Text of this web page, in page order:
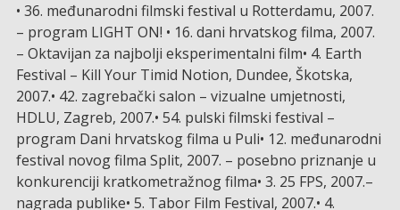
• 36. međunarodni filmski festival u Rotterdamu, 2007.
– program LIGHT ON! • 16. dani hrvatskog filma, 2007.
– Oktavijan za najbolji eksperimentalni film• 4. Earth
Festival – Kill Your Timid Notion, Dundee, Škotska,
2007.• 42. zagrebački salon – vizualne umjetnosti,
HDLU, Zagreb, 2007.• 54. pulski filmski festival –
program Dani hrvatskog filma u Puli• 12. međunarodni
festival novog filma Split, 2007. – posebno priznanje u
konkurenciji kratkometražnog filma• 3. 25 FPS, 2007.–
nagrada publike• 5. Tabor Film Festival, 2007.• 4.